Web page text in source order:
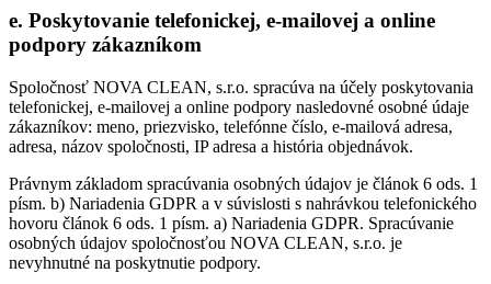
e. Poskytovanie telefonickej, e-mailovej a online
podpory zákazníkom
Spoločnosť NOVA CLEAN, s.r.o. spracúva na účely poskytovania
telefonickej, e-mailovej a online podpory nasledovné osobné údaje
zákazníkov: meno, priezvisko, telefónne číslo, e-mailová adresa,
adresa, názov spoločnosti, IP adresa a história objednávok.
Právnym základom spracúvania osobných údajov je článok 6 ods. 1
písm. b) Nariadenia GDPR a v súvislosti s nahrávkou telefonického
hovoru článok 6 ods. 1 písm. a) Nariadenia GDPR. Spracúvanie
osobných údajov spoločnosťou NOVA CLEAN, s.r.o. je
nevyhnutné na poskytnutie podpory.